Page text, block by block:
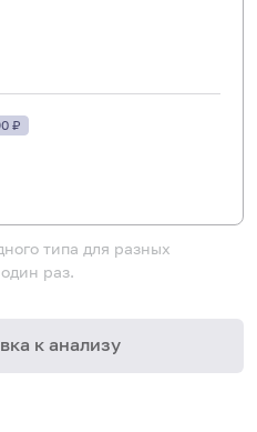
₽
типа для разных
раз.
к анализу